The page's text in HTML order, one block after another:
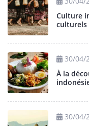
Culture
culturels
30/04/
À la
30/04/